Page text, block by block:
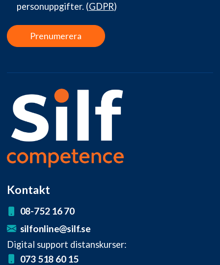
personuppgifter. (GDPR)
Prenumerera
Kontakt
08-752 16 70
silfonline@silf.se
Digital support distanskurser:
073 518 60 15